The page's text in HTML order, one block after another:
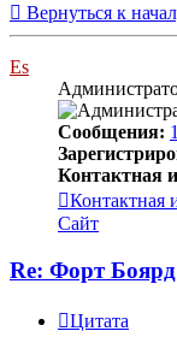
Вернуться к
Es
Сообщения:
Контактная
Контактная
Сайт
Re: Форт
Цитата